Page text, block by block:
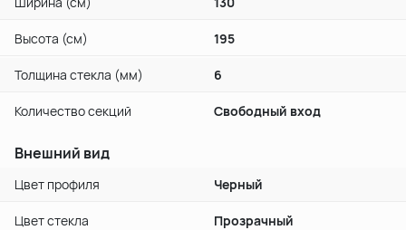
Высота (см) 195
Толщина стекла (мм) 6
Количество секций Свободный вход
Внешний вид
Цвет профиля Черный
Цвет стекла Прозрачный